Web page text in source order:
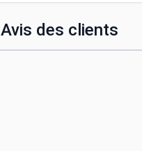
Avis des clients